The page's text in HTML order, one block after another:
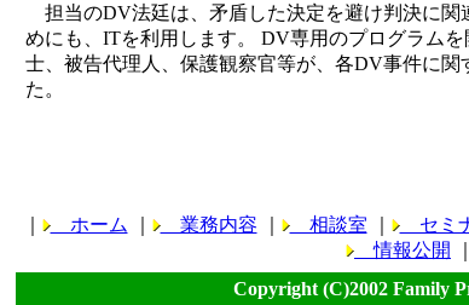
担当のDV法廷は、矛盾した決定を避け判決に関
めにも、ITを利用します。 DV専用のプログラム
士、被告代理人、保護観察官等が、各DV事件に
た。
ホーム 業務内容 相談室 セミ
情報公開
Copyright (C)2002 Family